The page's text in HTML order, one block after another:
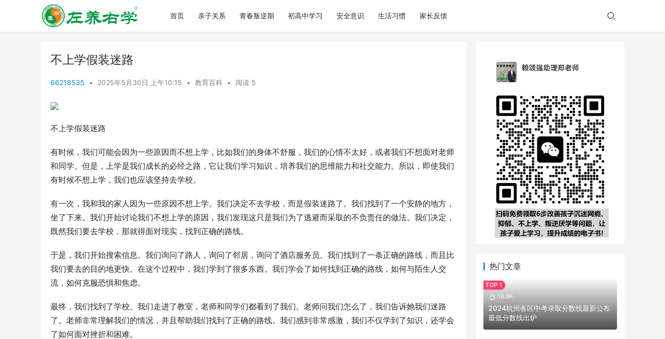
首页 亲子关系 青春叛逆期 初高中学习 安全意识 生活习惯 家长反馈
不上学假装迷路
66218535 • 2025年5月30日 上午10:15 • 教育百科 • 阅读 5
不上学假装迷路
有时候，我们可能会因为一些原因而不想上学，比如我们的身体不舒服，我们的心情不太好，或者我们不想面对老师
和同学。但是，上学是我们成长的必经之路，它让我们学习知识，培养我们的思维能力和社交能力。所以，即使我们
有时候不想上学，我们也应该坚持去学校。
有一次，我和我的家人因为一些原因不想上学。我们决定不去学校，而是假装迷路了。我们找到了一个安静的地方，
坐了下来。我们开始讨论我们不想上学的原因，我们发现这只是我们为了逃避而采取的不负责任的做法。我们决定，
既然我们要去学校，那就得面对现实，找到正确的路线。
于是，我们开始搜索信息。我们询问了路人，询问了邻居，询问了酒店服务员。我们找到了一条正确的路线，而且比
我们要去的目的地更快。在这个过程中，我们学到了很多东西。我们学会了如何找到正确的路线，如何与陌生人交
流，如何克服恐惧和焦虑。
最终，我们找到了学校。我们走进了教室，老师和同学们都看到了我们。老师问我们怎么了，我们告诉她我们迷路
了。老师非常理解我们的情况，并且帮助我们找到了正确的路线。我们感到非常感激，我们不仅学到了知识，还学会
了如何面对挫折和困难。
热门文章
18.8K
2024杭州各区中考录取分数线最新公布
最低分数线出炉